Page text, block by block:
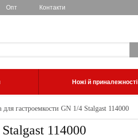
Опт Контакти
Ножі й приналежності
гастроемкости GN 1/4 Stalgast 114000
114000